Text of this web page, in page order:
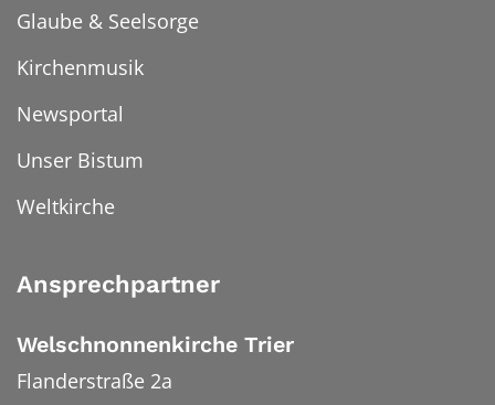
Glaube & Seelsorge
Kirchenmusik
Newsportal
Unser Bistum
Weltkirche
Ansprechpartner
Welschnonnenkirche Trier
Flanderstraße 2a